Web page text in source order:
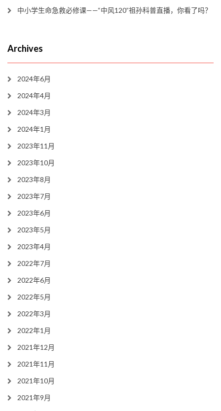
中小学生命急救必修课——“中风120”祖孙科普直播，你看了吗？
Archives
2024年6月
2024年4月
2024年3月
2024年1月
2023年11月
2023年10月
2023年8月
2023年7月
2023年6月
2023年5月
2023年4月
2022年7月
2022年6月
2022年5月
2022年3月
2022年1月
2021年12月
2021年11月
2021年10月
2021年9月